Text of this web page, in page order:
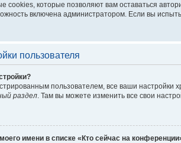
cookies, которые позволяют вам оставаться
включена администратором. Если вы
пользователя
пользователем, все ваши
раздел. Там вы можете изменить все свои
имени в списке «Кто сейчас на